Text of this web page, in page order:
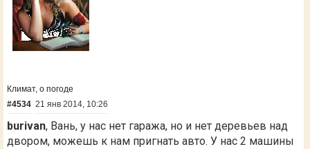
Климат, о погоде
#4534 21 янв 2014, 10:26
burivan, Вань, у нас нет гаража, но и нет деревьев над
двором, можешь к нам пригнать авто. У нас 2 машины